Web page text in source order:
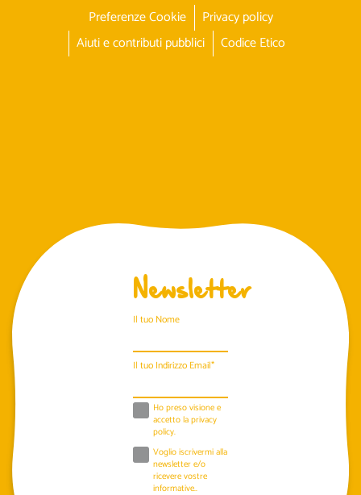
Preferenze Cookie
Privacy policy
Aiuti e contributi pubblici
Codice Etico
Newsletter
Il tuo Nome
Il tuo Indirizzo Email*
Ho preso visione e
accetto laprivacy
policy.
Voglio iscrivermi alla
newsletter e/o
ricevere vostre
informative..